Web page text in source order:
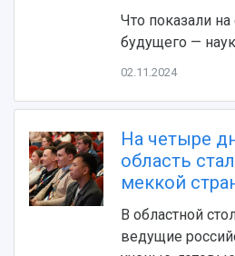
3D-тур по университету
Учебный аэродром
Центр истории
Ботанический сад
Умный дом бабочек
Международный
Сведения об
Противодействие COVID-
Научные конференции
Публикации и издания
Что показали
будущего —
02.11.2024
На четыре
область
меккой
В областной
ведущие